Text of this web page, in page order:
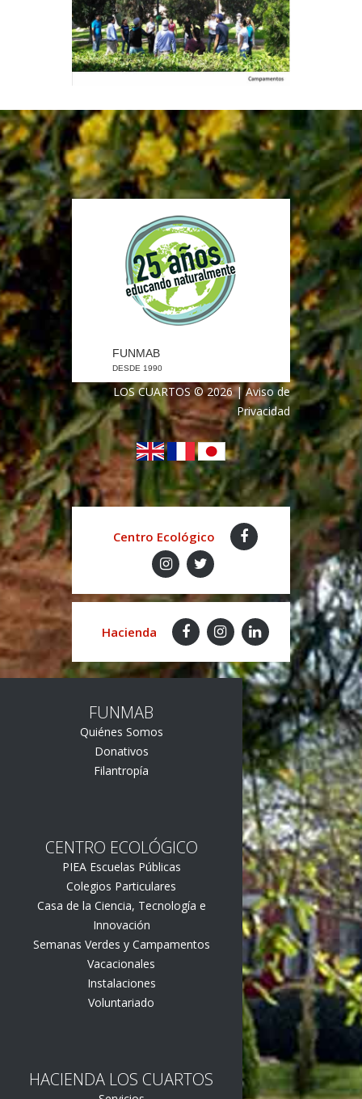
FUNMAB
DESDE 1990
LOS CUARTOS ©2026|Aviso de
Privacidad
Centro Ecológico
Hacienda
FUNMAB
Quiénes Somos
Donativos
Filantropía
CENTRO ECOLÓGICO
PIEA Escuelas Públicas
Colegios Particulares
Casa de la Ciencia, Tecnología e
Innovación
Semanas Verdes y Campamentos
Vacacionales
Instalaciones
Voluntariado
HACIENDA LOS CUARTOS